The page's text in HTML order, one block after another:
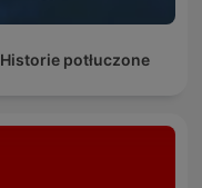
Historie potłuczone